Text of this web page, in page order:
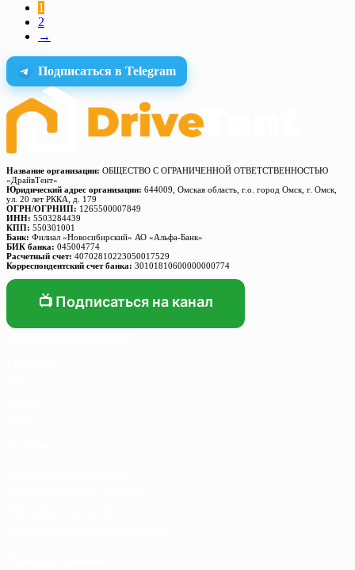
1
2
→
Подписаться в Telegram
Название организации: ОБЩЕСТВО С ОГРАНИЧЕННОЙ ОТВЕТСТВЕННОСТЬЮ
«ДрайвТент»
Юридический адрес организации: 644009, Омская область, г.о. город Омск, г. Омск,
ул. 20 лет РККА, д. 179
ОГРН/ОГРНИП: 1265500007849
ИНН: 5503284439
КПП: 550301001
Банк: Филиал «Новосибирский» АО «Альфа-Банк»
БИК банка: 045004774
Расчетный счет: 40702810223050017529
Корреспондентский счет банка: 30101810600000000774
📺 Подписаться на канал